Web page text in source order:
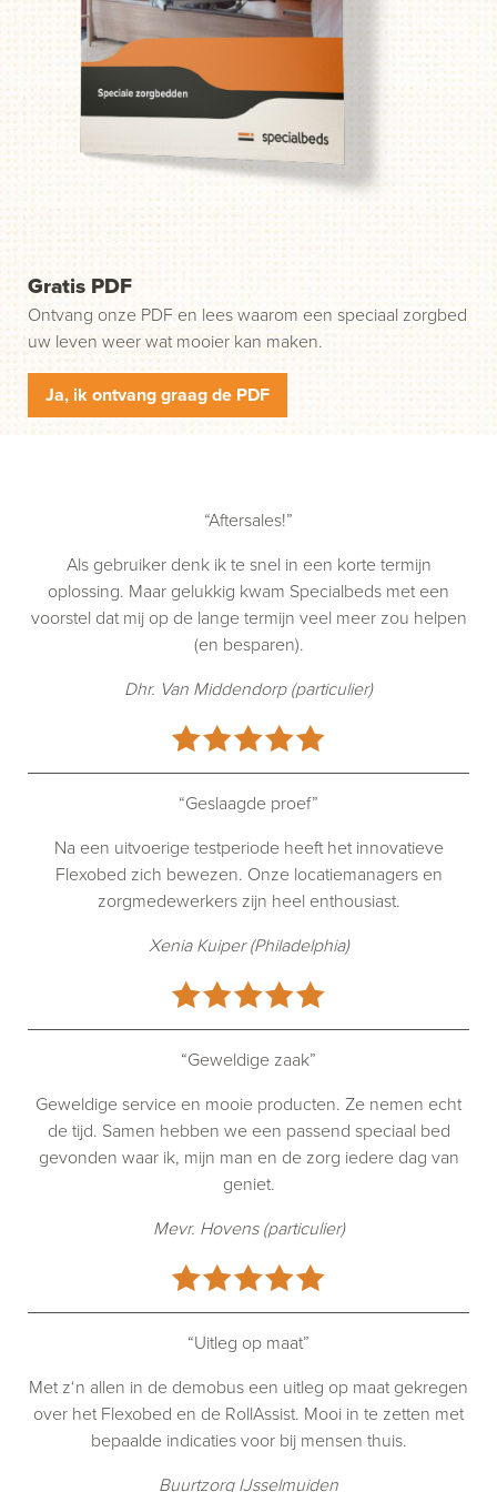
probleem. Wij helpen u in drie gemakkelijke stappen op
weg. Stap 1: klik op de groene knop "Start uw aanvraag"
en wij nemen contact met u op.
Gratis PDF
Ontvang onze PDF en lees waarom een speciaal zorgbed
uw leven weer wat mooier kan maken.
Ja, ik ontvang graag de PDF
“Aftersales!”
Als gebruiker denk ik te snel in een korte termijn
oplossing. Maar gelukkig kwam Specialbeds met een
voorstel dat mij op de lange termijn veel meer zou helpen
(en besparen).
Dhr. Van Middendorp (particulier)
“Geslaagde proef”
Na een uitvoerige testperiode heeft het innovatieve
Flexobed zich bewezen. Onze locatiemanagers en
zorgmedewerkers zijn heel enthousiast.
Xenia Kuiper (Philadelphia)
“Geweldige zaak”
Geweldige service en mooie producten. Ze nemen echt
de tijd. Samen hebben we een passend speciaal bed
gevonden waar ik, mijn man en de zorg iedere dag van
geniet.
Mevr. Hovens (particulier)
“Uitleg op maat”
Met z‘n allen in de demobus een uitleg op maat gekregen
over het Flexobed en de RollAssist. Mooi in te zetten met
bepaalde indicaties voor bij mensen thuis.
Buurtzorg IJsselmuiden